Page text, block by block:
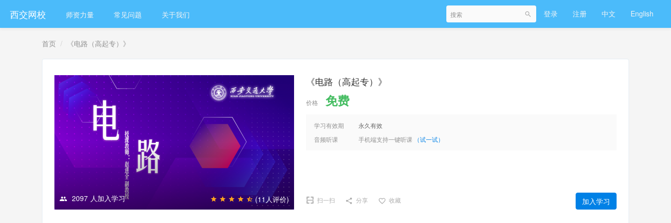
西交网校 师资力量 常见问题 关于我们 登录 注册 中文 English
首页 《电路（高起专）》
2097 人加入学习 (11人评价)
《电路（高起专）》
价格 免费
学习有效期
永久有效
音频听课
手机端支持一键听课 （试一试）
扫一扫 分享 收藏 加入学习